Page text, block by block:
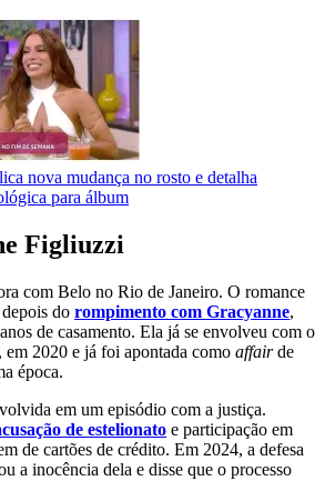
nova mudança no rosto e detalha
para álbum
Figliuzzi
com Belo no Rio de Janeiro. O romance
do rompimento com Gracyanne,
de casamento. Ela já se envolveu com o
em 2020 e já foi apontada como affairde
época.
em um episódio com a justiça.
de estelionato e participação em
de cartões de crédito. Em 2024, a defesa
a inocência dela e disse que o processo